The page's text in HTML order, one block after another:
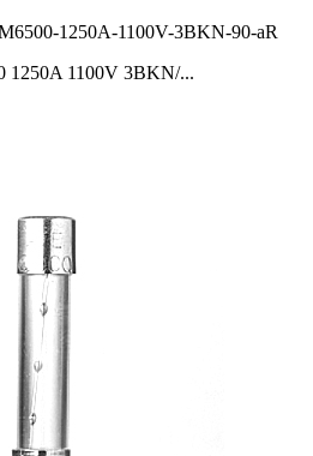
1250A 1100V 3BKN/...